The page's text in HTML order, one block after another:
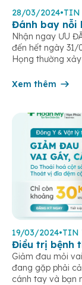
28/03/2024•TIN
Đánh bay nỗi
Nhận ngay ƯU
đến hết ngày 31/
Họng thường
gây ảnh hưởng […]
Xem thêm
19/03/2024•TIN
Điều trị bệnh
Giảm đau mỏi
đang gặp phải
cánh tay và bạn